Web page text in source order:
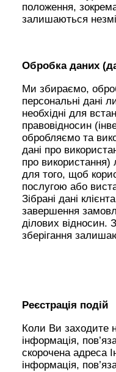
положення,
залишаються
Обробка даних
Ми збираємо,
персональні дані
необхідні для
правовідносин
обробляємо та
дані про
про використання)
для того, щоб
послугою або
Зібрані дані
завершення
ділових відносин.
зберігання
Реєстрація подій
Коли Ви заходите
інформація,
скорочена адреса
інформація,